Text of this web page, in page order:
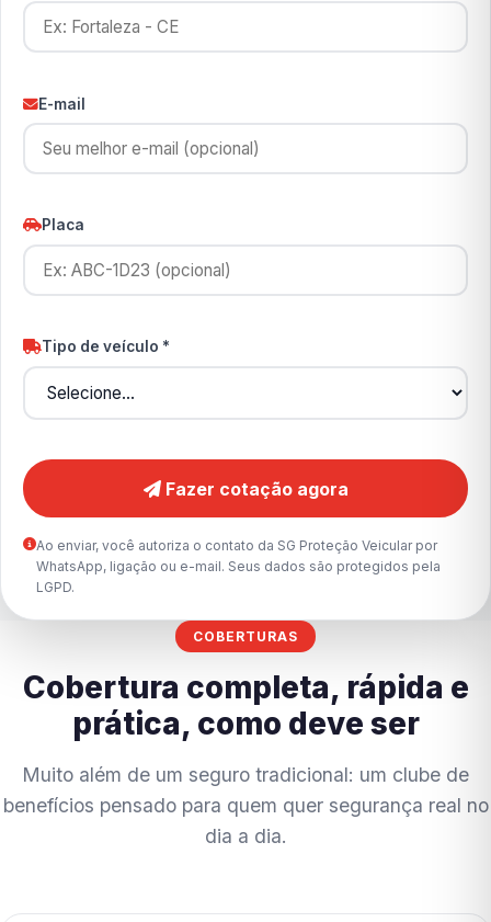
E-mail
Placa
Tipo de veículo *
Fazer cotação agora
Ao enviar, você autoriza o contato da SG Proteção Veicular por
WhatsApp, ligação ou e-mail. Seus dados são protegidos pela
LGPD.
COBERTURAS
Cobertura completa, rápida e
prática, como deve ser
Muito além de um seguro tradicional: um clube de
benefícios pensado para quem quer segurança real no
dia a dia.